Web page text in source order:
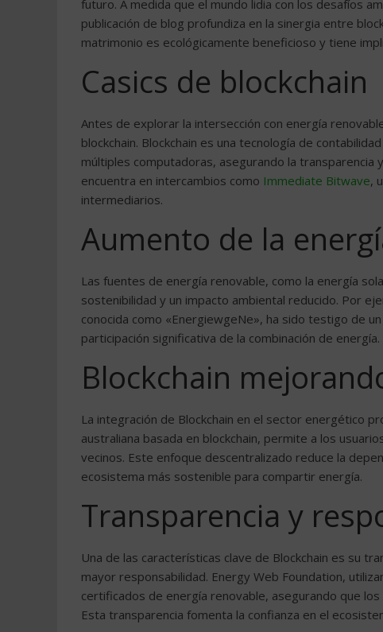
futuro. A medida que el mundo lidia con los desafíos
publicación de blog profundiza en la sinergia entre
matrimonio es ecológicamente beneficioso y tiene
Casics de blockchain
Antes de explorar la intersección con energía
blockchain. Blockchain es una tecnología de
múltiples computadoras, asegurando la transparencia
encuentra en intercambios como Immediate Bitwave,
intermediarios.
Aumento de la
Las fuentes de energía renovable, como la energía
sostenibilidad y un impacto ambiental reducido. Por
conocida como «EnergiewgeNe», ha sido testigo de
participación significativa de la combinación de energía.
Blockchain
La integración de Blockchain en el sector energético
australiana basada en blockchain, permite a los
vecinos. Este enfoque descentralizado reduce la
ecosistema más sostenible para compartir energía.
Transparencia y
Una de las características clave de Blockchain es su
mayor responsabilidad. Energy Web Foundation,
certificados de energía renovable, asegurando que
Esta transparencia fomenta la confianza en el